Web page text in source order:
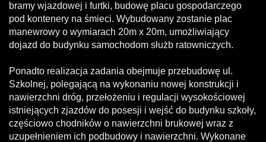
bramy wjazdowej i furtki, budowę placu gospodarczego
pod kontenery na śmieci. Wybudowany zostanie plac
manewrowy o wymiarach 20m x 20m, umożliwiający
dojazd do budynku samochodom służb ratowniczych.
Ponadto realizacja zadania obejmuje przebudowę ul.
Szkolnej, polegającą na wykonaniu nowej konstrukcji i
nawierzchni dróg, przełożeniu i regulacji wysokościowej
istniejących zjazdów do posesji i wejść do budynku szkoły,
częściowo chodników o nawierzchni brukowej wraz z
uzupełnieniem ich podbudowy i nawierzchni. Wykonane